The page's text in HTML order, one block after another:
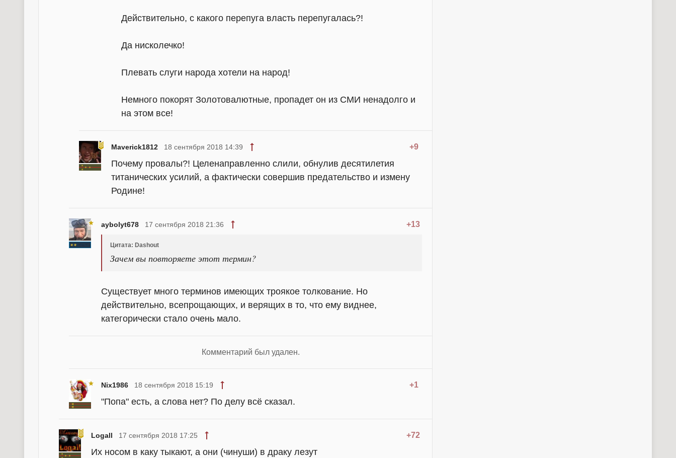
Действительно, с какого перепуга власть перепугалась?!
Да нисколечко!
Плевать слуги народа хотели на народ!
Немного покорят Золотовалютные, пропадет он из СМИ ненадолго и
на этом все!
Maverick1812 +9
18 сентября 2018 14:39
Почему провалы?! Целенаправленно слили, обнулив десятилетия
титанических усилий, а фактически совершив предательство и измену
Родине!
aybolyt678 +13
17 сентября 2018 21:36
Цитата: Dashout
Зачем вы повторяете этот термин?
Существует много терминов имеющих троякое толкование. Но
действительно, всепрощающих, и верящих в то, что ему виднее,
категорически стало очень мало.
Комментарий был удален.
Nix1986 +1
18 сентября 2018 15:19
"Попа" есть, а слова нет? По делу всё сказал.
Logall +72
17 сентября 2018 17:25
Их носом в каку тыкают, а они (чинуши) в драку лезут